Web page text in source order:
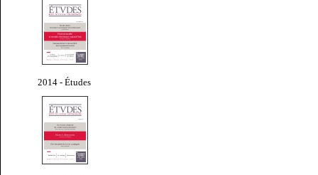
2014 - Études